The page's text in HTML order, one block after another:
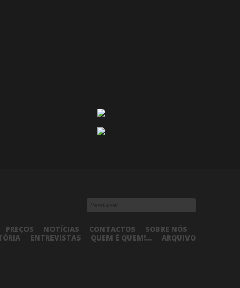
PREÇOS NOTÍCIAS CONTACTOS
SOBRE NÓS
ENTREVISTAS QUEM É QUEM!... ARQUIVO